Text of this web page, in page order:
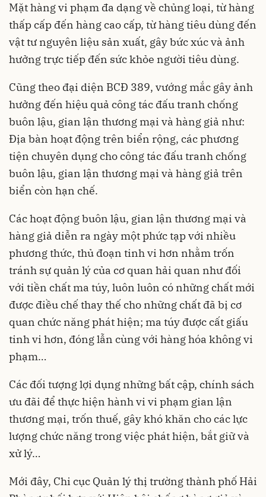
Mặt hàng vi phạm đa dạng về chủng loại, từ hàng
thấp cấp đến hàng cao cấp, từ hàng tiêu dùng đến
vật tư nguyên liệu sản xuất, gây bức xúc và ảnh
hưởng trực tiếp đến sức khỏe người tiêu dùng.
Cũng theo đại diện BCĐ 389, vướng mắc gây ảnh
hưởng đến hiệu quả công tác đấu tranh chống
buôn lậu, gian lận thương mại và hàng giả như:
Địa bàn hoạt động trên biển rộng, các phương
tiện chuyên dụng cho công tác đấu tranh chống
buôn lậu, gian lận thương mại và hàng giả trên
biển còn hạn chế.
Các hoạt động buôn lậu, gian lận thương mại và
hàng giả diễn ra ngày một phức tạp với nhiều
phương thức, thủ đoạn tinh vi hơn nhằm trốn
tránh sự quản lý của cơ quan hải quan như đối
với tiền chất ma túy, luôn luôn có những chất mới
được điều chế thay thế cho những chất đã bị cơ
quan chức năng phát hiện; ma túy được cất giấu
tinh vi hơn, đóng lẫn cùng với hàng hóa không vi
phạm…
Các đối tượng lợi dụng những bất cập, chính sách
ưu đãi để thực hiện hành vi vi phạm gian lận
thương mại, trốn thuế, gây khó khăn cho các lực
lượng chức năng trong việc phát hiện, bắt giữ và
xử lý…
Mới đây, Chi cục Quản lý thị trường thành phố Hải